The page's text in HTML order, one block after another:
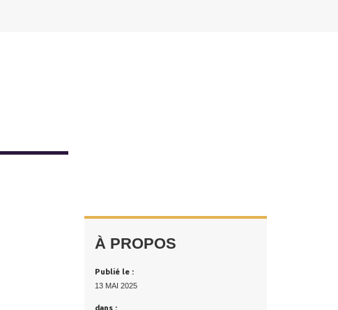
À PROPOS
Publié le :
13 MAI 2025
dans :